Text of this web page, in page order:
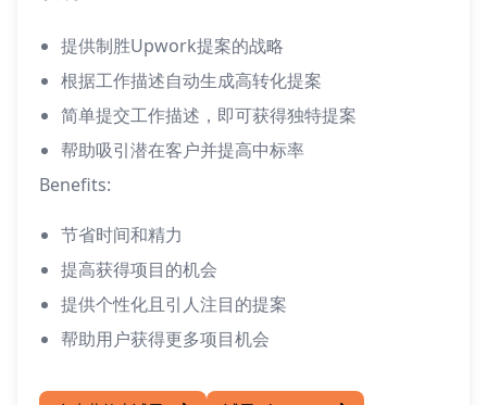
提供制胜Upwork提案的战略
根据工作描述自动生成高转化提案
简单提交工作描述，即可获得独特提案
帮助吸引潜在客户并提高中标率
Benefits:
节省时间和精力
提高获得项目的机会
提供个性化且引人注目的提案
帮助用户获得更多项目机会